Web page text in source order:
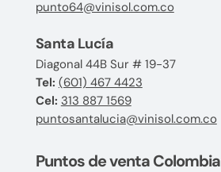
punto64@vinisol.com.co
Santa Lucía
Diagonal 44B Sur # 19-37
Tel: (601) 467 4423
Cel: 313 887 1569
puntosantalucia@vinisol.com.co
Puntos de venta Colombia